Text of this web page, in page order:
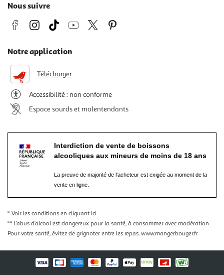
Nous suivre
Notre application
Télécharger
Accessibilité : non conforme
Espace sourds et malentendants
Interdiction de vente de boissons
alcooliques aux mineurs de moins de 18 ans
La preuve de majorité de l'acheteur est exigée au moment de la
vente en ligne.
* Voir les conditions en cliquant ici
** L’abus d’alcool est dangereux pour la santé, à consommer avec modération
Pour votre santé, évitez de grignoter entre les repas. www.mangerbouger.fr